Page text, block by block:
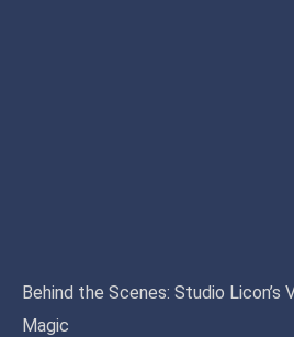
Behind the Scenes: Studio Licon’s
Magic